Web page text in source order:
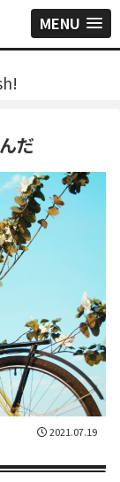
MENU
だ
2021.07.19